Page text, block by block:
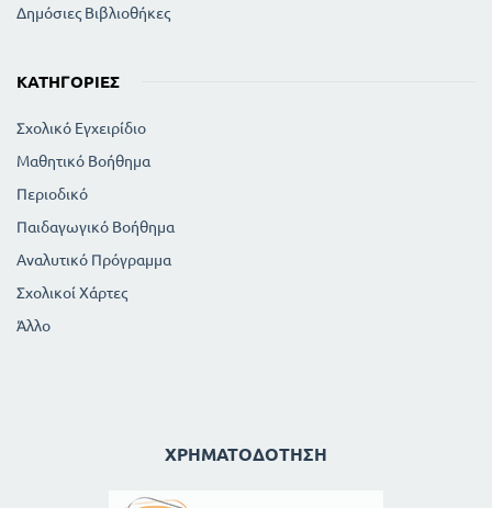
Δημόσιες Βιβλιοθήκες
ΚΑΤΗΓΟΡΊΕΣ
Σχολικό Εγχειρίδιο
Μαθητικό Βοήθημα
Περιοδικό
Παιδαγωγικό Βοήθημα
Αναλυτικό Πρόγραμμα
Σχολικοί Χάρτες
Άλλο
ΧΡΗΜΑΤΟΔΌΤΗΣΗ